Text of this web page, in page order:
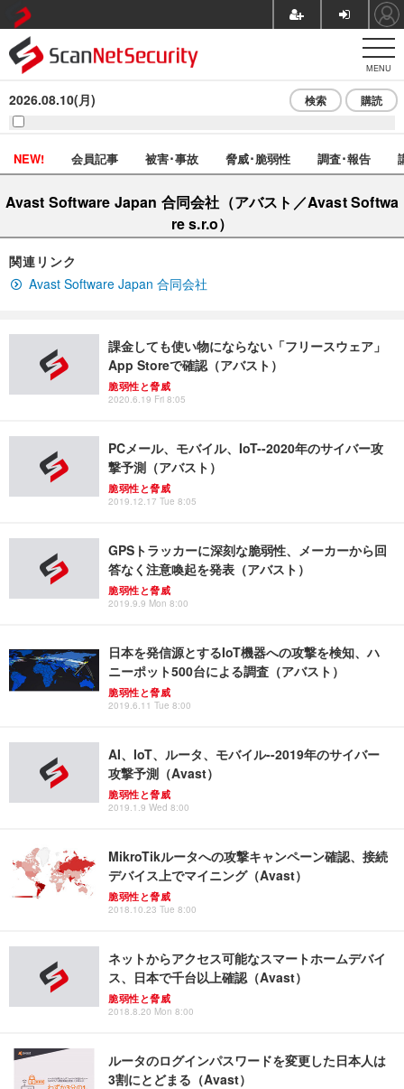
MENU
2026.08.10(月) 検索 購読
NEW! 会員記事 被害･事故 脅威･脆弱性 調査･報告
Avast Software Japan 合同会社（アバスト／Avast Softwa
re s.r.o）
関連リンク
Avast Software Japan 合同会社
課金しても使い物にならない「フリースウェア」
App Storeで確認（アバスト）
脆弱性と脅威
2020.6.19 Fri 8:05
PCメール、モバイル、IoT--2020年のサイバー攻
撃予測（アバスト）
脆弱性と脅威
2019.12.17 Tue 8:05
GPSトラッカーに深刻な脆弱性、メーカーから回
答なく注意喚起を発表（アバスト）
脆弱性と脅威
2019.9.9 Mon 8:00
日本を発信源とするIoT機器への攻撃を検知、ハ
ニーポット500台による調査（アバスト）
脆弱性と脅威
2019.6.11 Tue 8:00
AI、IoT、ルータ、モバイル--2019年のサイバー
攻撃予測（Avast）
脆弱性と脅威
2019.1.9 Wed 8:00
MikroTikルータへの攻撃キャンペーン確認、接続
デバイス上でマイニング（Avast）
脆弱性と脅威
2018.10.23 Tue 8:00
ネットからアクセス可能なスマートホームデバイ
ス、日本で千台以上確認（Avast）
脆弱性と脅威
2018.8.20 Mon 8:00
ルータのログインパスワードを変更した日本人は
3割にとどまる（Avast）